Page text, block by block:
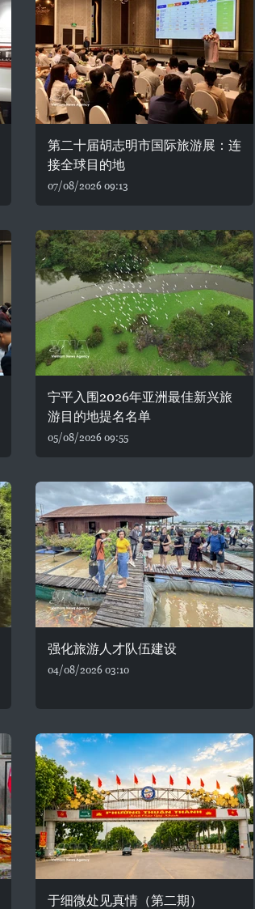
第二十届胡志明市国际旅游展：连
接全球目的地
07/08/2026 09:13
宁平入围2026年亚洲最佳新兴旅
游目的地提名名单
05/08/2026 09:55
强化旅游人才队伍建设
04/08/2026 03:10
于细微处见真情（第二期）